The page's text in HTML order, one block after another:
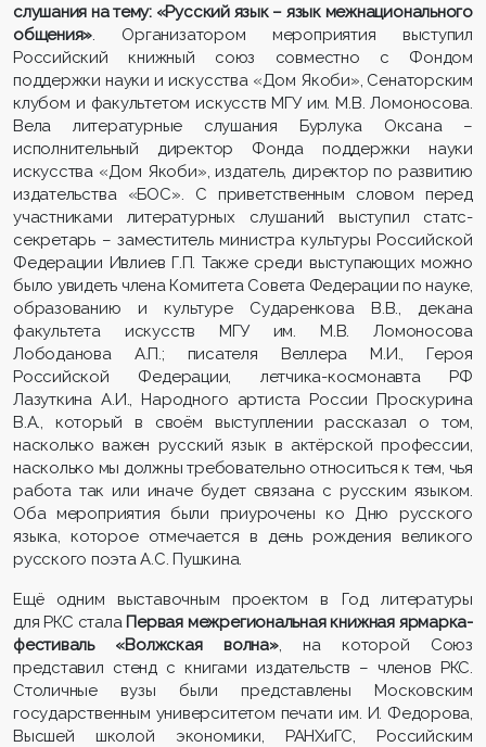
слушания на тему: «Русский язык – язык межнационального
общения». Организатором мероприятия выступил
Российский книжный союз совместно с Фондом
поддержки науки и искусства «Дом Якоби», Сенаторским
клубом и факультетом искусств МГУ им. М.В. Ломоносова.
Вела литературные слушания Бурлука Оксана –
исполнительный директор Фонда поддержки науки
искусства «Дом Якоби», издатель, директор по развитию
издательства «БОС». С приветственным словом перед
участниками литературных слушаний выступил статс-
секретарь – заместитель министра культуры Российской
Федерации Ивлиев Г.П. Также среди выступающих можно
было увидеть члена Комитета Совета Федерации по науке,
образованию и культуре Сударенкова В.В., декана
факультета искусств МГУ им. М.В. Ломоносова
Лободанова А.П.; писателя Веллера М.И., Героя
Российской Федерации, летчика-космонавта РФ
Лазуткина А.И., Народного артиста России Проскурина
В.А., который в своём выступлении рассказал о том,
насколько важен русский язык в актёрской профессии,
насколько мы должны требовательно относиться к тем, чья
работа так или иначе будет связана с русским языком.
Оба мероприятия были приурочены ко Дню русского
языка, которое отмечается в день рождения великого
русского поэта А.С. Пушкина.
Ещё одним выставочным проектом в Год литературы
для РКС сталаПервая межрегиональная книжная ярмарка-
фестиваль «Волжская волна», на которой Союз
представил стенд с книгами издательств – членов РКС.
Столичные вузы были представлены Московским
государственным университетом печати им. И. Федорова,
Высшей школой экономики, РАНХиГС, Российским